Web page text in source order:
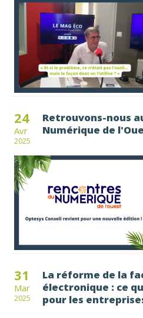
24
Avr
2025
Retrouvons-nous
Numérique de
31
Mar
2025
La réforme de la
électronique : ce
pour les